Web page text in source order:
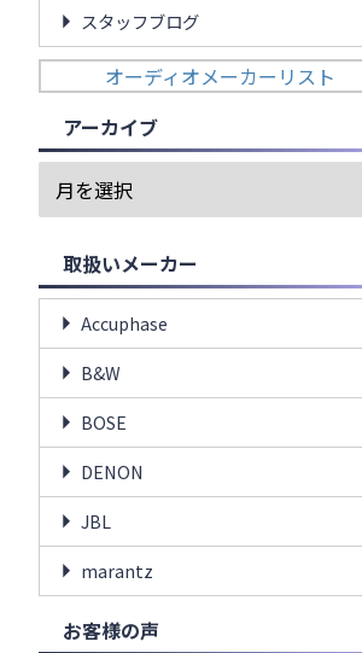
スタッフブログ
オーディオメーカーリスト
アーカイブ
取扱いメーカー
Accuphase
B&W
BOSE
DENON
JBL
marantz
お客様の声